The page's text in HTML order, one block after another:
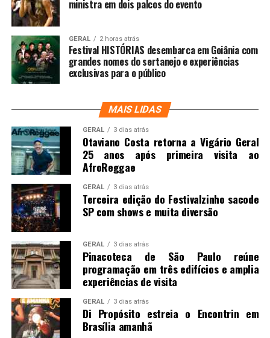
ministra em dois palcos do evento
GERAL 2 horas atrás
Festival HISTÓRIAS desembarca em Goiânia com
grandes nomes do sertanejo e experiências
exclusivas para o público
MAIS LIDAS
GERAL 3 dias atrás
Otaviano Costa retorna a Vigário Geral
25 anos após primeira visita ao
AfroReggae
GERAL 3 dias atrás
Terceira edição do Festivalzinho sacode
SP com shows e muita diversão
GERAL 3 dias atrás
Pinacoteca de São Paulo reúne
programação em três edifícios e amplia
experiências de visita
GERAL 3 dias atrás
Di Propósito estreia o Encontrin em
Brasília amanhã